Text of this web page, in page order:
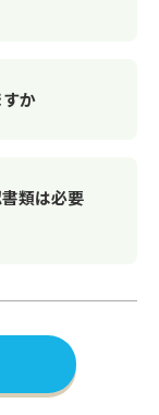
か
類は必要